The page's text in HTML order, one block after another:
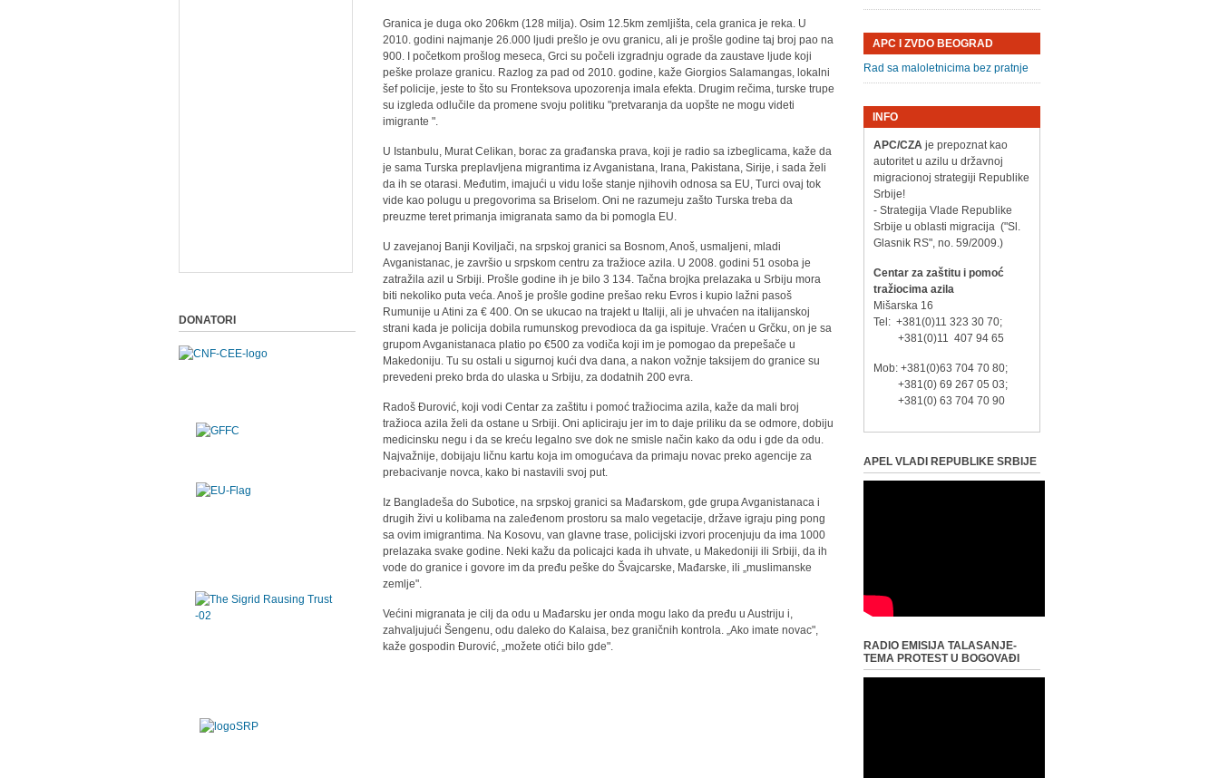
Granica je duga oko 206km (128 milja). Osim 12.5km zemljišta, cela granica je reka. U
2010. godini najmanje 26.000 ljudi prešlo je ovu granicu, ali je prošle godine taj broj pao na
900. I početkom prošlog meseca, Grci su počeli izgradnju ograde da zaustave ljude koji
peške prolaze granicu. Razlog za pad od 2010. godine, kaže Giorgios Salamangas, lokalni
šef policije, jeste to što su Fronteksova upozorenja imala efekta. Drugim rečima, turske trupe
su izgleda odlučile da promene svoju politiku "pretvaranja da uopšte ne mogu videti
imigrante ".
U Istanbulu, Murat Celikan, borac za građanska prava, koji je radio sa izbeglicama, kaže da
je sama Turska preplavljena migrantima iz Avganistana, Irana, Pakistana, Sirije, i sada želi
da ih se otarasi. Međutim, imajući u vidu loše stanje njihovih odnosa sa EU, Turci ovaj tok
vide kao polugu u pregovorima sa Briselom. Oni ne razumeju zašto Turska treba da
preuzme teret primanja imigranata samo da bi pomogla EU.
U zavejanoj Banji Koviljači, na srpskoj granici sa Bosnom, Anoš, usmaljeni, mladi
Avganistanac, je završio u srpskom centru za tražioce azila. U 2008. godini 51 osoba je
zatražila azil u Srbiji. Prošle godine ih je bilo 3 134. Tačna brojka prelazaka u Srbiju mora
biti nekoliko puta veća. Anoš je prošle godine prešao reku Evros i kupio lažni pasoš
Rumunije u Atini za € 400. On se ukucao na trajekt u Italiji, ali je uhvaćen na italijanskoj
strani kada je policija dobila rumunskog prevodioca da ga ispituje. Vraćen u Grčku, on je sa
grupom Avganistanaca platio po €500 za vodiča koji im je pomogao da prepešače u
Makedoniju. Tu su ostali u sigurnoj kući dva dana, a nakon vožnje taksijem do granice su
prevedeni preko brda do ulaska u Srbiju, za dodatnih 200 evra.
Radoš Đurović, koji vodi Centar za zaštitu i pomoć tražiocima azila, kaže da mali broj
tražioca azila želi da ostane u Srbiji. Oni apliciraju jer im to daje priliku da se odmore, dobiju
medicinsku negu i da se kreću legalno sve dok ne smisle način kako da odu i gde da odu.
Najvažnije, dobijaju ličnu kartu koja im omogućava da primaju novac preko agencije za
prebacivanje novca, kako bi nastavili svoj put.
Iz Bangladeša do Subotice, na srpskoj granici sa Mađarskom, gde grupa Avganistanaca i
drugih živi u kolibama na zaleđenom prostoru sa malo vegetacije, države igraju ping pong
sa ovim imigrantima. Na Kosovu, van glavne trase, policijski izvori procenjuju da ima 1000
prelazaka svake godine. Neki kažu da policajci kada ih uhvate, u Makedoniji ili Srbiji, da ih
vode do granice i govore im da pređu peške do Švajcarske, Mađarske, ili „muslimanske
zemlje".
Većini migranata je cilj da odu u Mađarsku jer onda mogu lako da pređu u Austriju i,
zahvaljujući Šengenu, odu daleko do Kalaisa, bez graničnih kontrola. „Ako imate novac",
kaže gospodin Đurović, „možete otići bilo gde".
DONATORI
APC I ZVDO BEOGRAD
Rad sa maloletnicima bez pratnje
INFO
APC/CZAje prepoznat kao
autoritet u azilu u državnoj
migracionoj strategiji Republike
Srbije!
- Strategija Vlade Republike
Srbije u oblasti migracija ("Sl.
Glasnik RS", no. 59/2009.)
Centar za zaštitu i pomoć
tražiocima azila
Mišarska 16
Tel: +381(0)11 323 30 70;
+381(0)11 407 94 65
Mob: +381(0)63 704 70 80;
+381(0) 69 267 05 03;
+381(0) 63 704 70 90
APEL VLADI REPUBLIKE SRBIJE
RADIO EMISIJA TALASANJE-
TEMA PROTEST U BOGOVAĐI